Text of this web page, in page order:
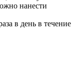
нанести
в день в течение